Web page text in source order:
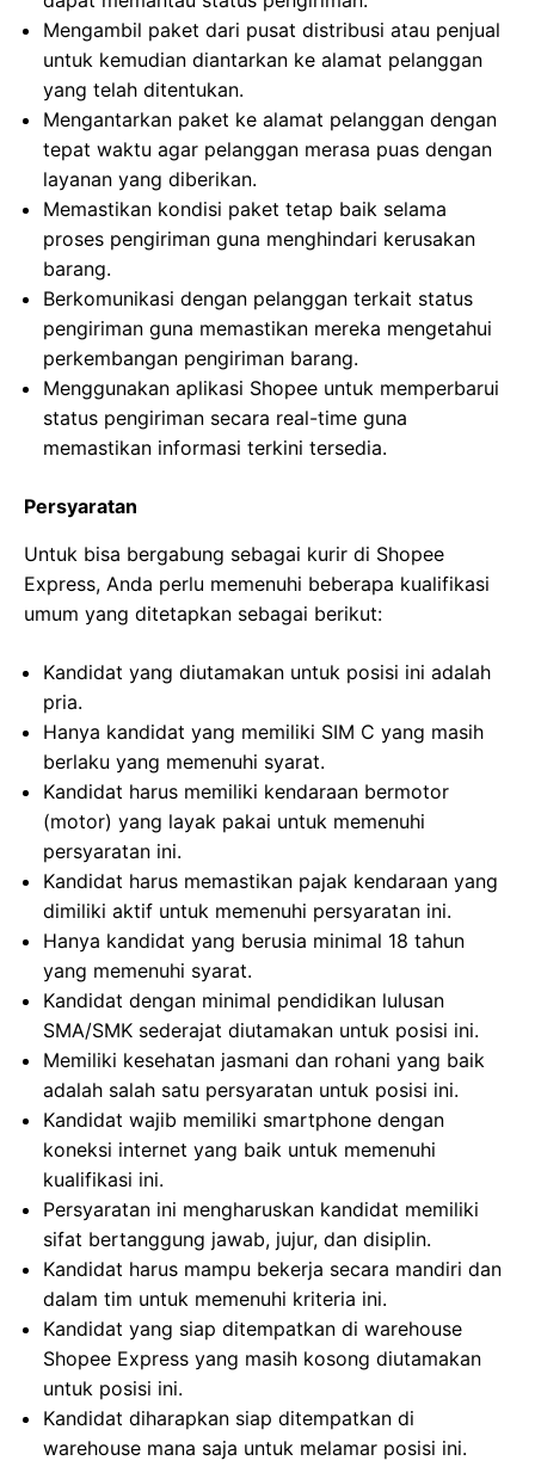
Mengambil paket dari pusat distribusi atau penjual
untuk kemudian diantarkan ke alamat pelanggan
yang telah ditentukan.
Mengantarkan paket ke alamat pelanggan dengan
tepat waktu agar pelanggan merasa puas dengan
layanan yang diberikan.
Memastikan kondisi paket tetap baik selama
proses pengiriman guna menghindari kerusakan
barang.
Berkomunikasi dengan pelanggan terkait status
pengiriman guna memastikan mereka mengetahui
perkembangan pengiriman barang.
Menggunakan aplikasi Shopee untuk memperbarui
status pengiriman secara real-time guna
memastikan informasi terkini tersedia.
Persyaratan
Untuk bisa bergabung sebagai kurir di Shopee
Express, Anda perlu memenuhi beberapa kualifikasi
umum yang ditetapkan sebagai berikut:
Kandidat yang diutamakan untuk posisi ini adalah
pria.
Hanya kandidat yang memiliki SIM C yang masih
berlaku yang memenuhi syarat.
Kandidat harus memiliki kendaraan bermotor
(motor) yang layak pakai untuk memenuhi
persyaratan ini.
Kandidat harus memastikan pajak kendaraan yang
dimiliki aktif untuk memenuhi persyaratan ini.
Hanya kandidat yang berusia minimal 18 tahun
yang memenuhi syarat.
Kandidat dengan minimal pendidikan lulusan
SMA/SMK sederajat diutamakan untuk posisi ini.
Memiliki kesehatan jasmani dan rohani yang baik
adalah salah satu persyaratan untuk posisi ini.
Kandidat wajib memiliki smartphone dengan
koneksi internet yang baik untuk memenuhi
kualifikasi ini.
Persyaratan ini mengharuskan kandidat memiliki
sifat bertanggung jawab, jujur, dan disiplin.
Kandidat harus mampu bekerja secara mandiri dan
dalam tim untuk memenuhi kriteria ini.
Kandidat yang siap ditempatkan di warehouse
Shopee Express yang masih kosong diutamakan
untuk posisi ini.
Kandidat diharapkan siap ditempatkan di
warehouse mana saja untuk melamar posisi ini.